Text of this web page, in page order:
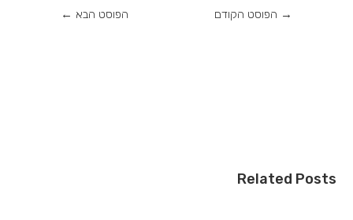
→ הפוסט הקודם הפוסט הבא ←
Related Posts